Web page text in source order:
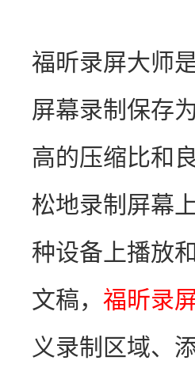
福昕录屏大师
屏幕录制保存
高的压缩比和
松地录制屏幕
种设备上播放
文稿， 福昕录
义录制区域、